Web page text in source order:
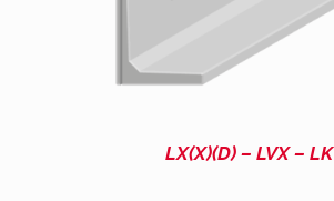
LX(X)(D) – LVX – LK